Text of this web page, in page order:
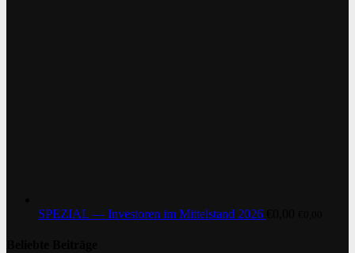
SPEZIAL — Investoren im Mittelstand 2026